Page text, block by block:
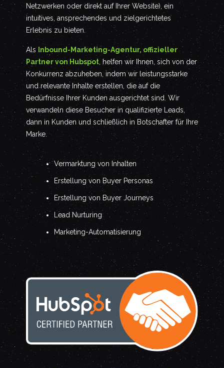
Netzwerken oder direkt auf Ihrer Website), ein
intuitives, ansprechendes und zielgerichtetes
Erlebnis zu bieten.
Als Inbound-Marketing-Agentur, offizieller
Partner von Hubspot, helfen wir Ihnen, sich von der
Konkurrenz abzuheben, indem wir leistungsstarke
und relevante Inhalte erstellen, die auf die
Bedürfnisse Ihrer Kunden ausgerichtet sind. Wir
verwandeln diese Besucher in qualifizierte Leads,
dann in Kunden und schließlich in Botschafter für Ihre
Marke.
Vermarktung von Inhalten
Erstellung von Buyer Personas
Erstellung von Buyer Journeys
Lead Nurturing
Marketing-Automatisierung